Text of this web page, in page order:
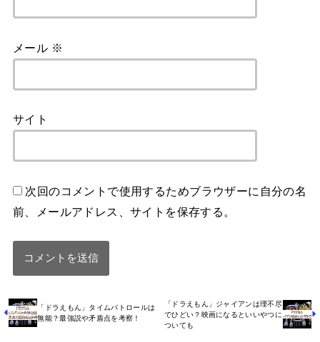
メール ※
サイト
次回のコメントで使用するためブラウザーに自分の名
前、メールアドレス、サイトを保存する。
「ドラえもん」タイムパトロールは
無能？最強説や矛盾点を考察！
「ドラえもん」ジャイアンは理不尽
でひどい？映画になるといいやつに
ついても